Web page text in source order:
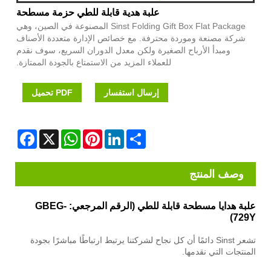
علبة هدية قابلة للطي حزمة مسطحة
Sinst Folding Gift Box Flat Package المصنوعة في الصين، وهي
شركة مصنعة وموردة محترفة. مع خصائص الإدارة متعددة الأصناف
ومبدأ الأرباح الصغيرة ولكن معدل الدوران السريع، سوف نقدم
للعملاء المزيد من الاستمتاع بالجودة الممتازة.
إرسال استفسار PDF تحميل
X
WhatsAppPinterestLinkedInShare
وصف المنتج
علبة هدايا مسطحة قابلة للطي (الرقم المرجعي: GBEG-
729Y)
تشعر Sinst دائمًا أن كل نجاح لشركتنا يرتبط ارتباطًا مباشرًا بجودة
المنتجات التي نقدمها.